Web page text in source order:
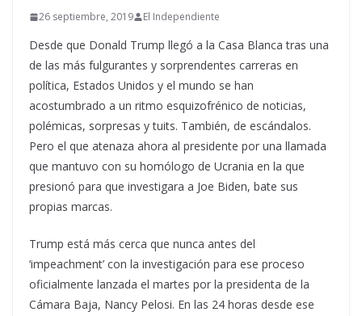
26 septiembre, 2019 El Independiente
Desde que Donald Trump llegó a la Casa Blanca tras una
de las más fulgurantes y sorprendentes carreras en
política, Estados Unidos y el mundo se han
acostumbrado a un ritmo esquizofrénico de noticias,
polémicas, sorpresas y tuits. También, de escándalos.
Pero el que atenaza ahora al presidente por una llamada
que mantuvo con su homólogo de Ucrania en la que
presionó para que investigara a Joe Biden, bate sus
propias marcas.
Trump está más cerca que nunca antes del
‘impeachment’ con la investigación para ese proceso
oficialmente lanzada el martes por la presidenta de la
Cámara Baja, Nancy Pelosi. En las 24 horas desde ese